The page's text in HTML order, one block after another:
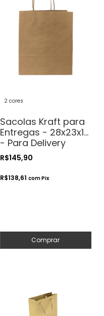
2 cores
Sacolas Kraft para
Entregas - 28x23x18
- Para Delivery
R$145,90
R$138,61 comPix
Comprar